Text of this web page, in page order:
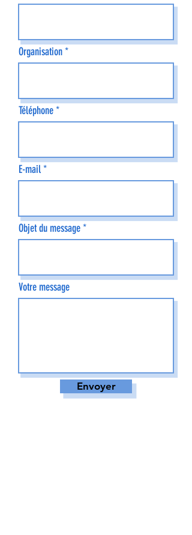
Organisation
Téléphone
E-mail
Objet du message
Votre message
Envoyer